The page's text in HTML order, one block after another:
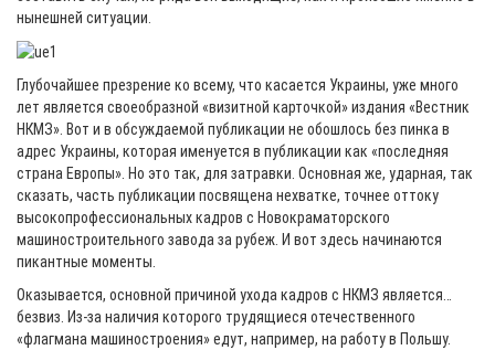
нынешней ситуации.
Глубочайшее презрение ко всему, что касается Украины, уже много
лет является своеобразной «визитной карточкой» издания «Вестник
НКМЗ». Вот и в обсуждаемой публикации не обошлось без пинка в
адрес Украины, которая именуется в публикации как «последняя
страна Европы». Но это так, для затравки. Основная же, ударная, так
сказать, часть публикации посвящена нехватке, точнее оттоку
высокопрофессиональных кадров с Новокраматорского
машиностроительного завода за рубеж. И вот здесь начинаются
пикантные моменты.
Оказывается, основной причиной ухода кадров с НКМЗ является…
безвиз. Из-за наличия которого трудящиеся отечественного
«флагмана машиностроения» едут, например, на работу в Польшу.